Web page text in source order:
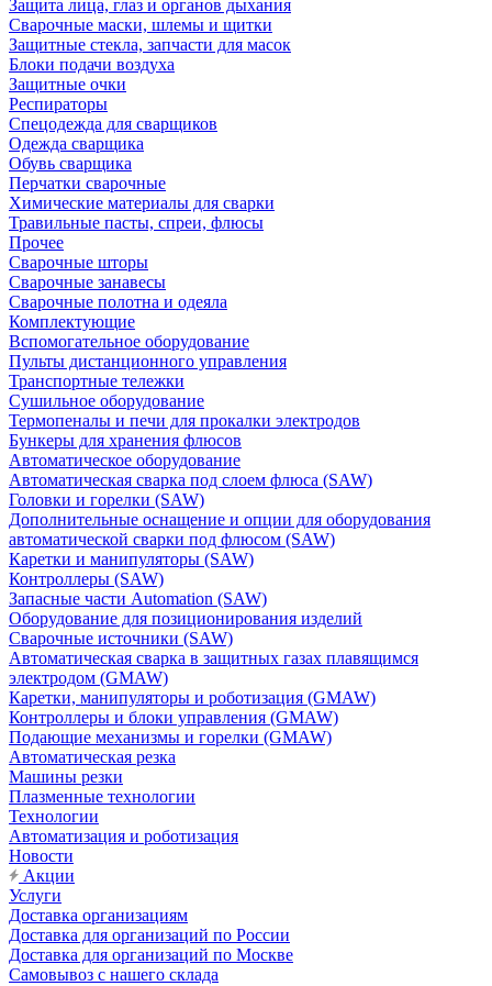
Защита лица, глаз и органов дыхания
Сварочные маски, шлемы и щитки
Защитные стекла, запчасти для масок
Блоки подачи воздуха
Защитные очки
Респираторы
Спецодежда для сварщиков
Одежда сварщика
Обувь сварщика
Перчатки сварочные
Химические материалы для сварки
Травильные пасты, спреи, флюсы
Прочее
Сварочные шторы
Сварочные занавесы
Сварочные полотна и одеяла
Комплектующие
Вспомогательное оборудование
Пульты дистанционного управления
Транспортные тележки
Сушильное оборудование
Термопеналы и печи для прокалки электродов
Бункеры для хранения флюсов
Автоматическое оборудование
Автоматическая сварка под слоем флюса (SAW)
Головки и горелки (SAW)
Дополнительные оснащение и опции для оборудования
автоматической сварки под флюсом (SAW)
Каретки и манипуляторы (SAW)
Контроллеры (SAW)
Запасные части Automation (SAW)
Оборудование для позиционирования изделий
Сварочные источники (SAW)
Автоматическая сварка в защитных газах плавящимся
электродом (GMAW)
Каретки, манипуляторы и роботизация (GMAW)
Контроллеры и блоки управления (GMAW)
Подающие механизмы и горелки (GMAW)
Автоматическая резка
Машины резки
Плазменные технологии
Технологии
Автоматизация и роботизация
Новости
Акции
Услуги
Доставка организациям
Доставка для организаций по России
Доставка для организаций по Москве
Самовывоз с нашего склада